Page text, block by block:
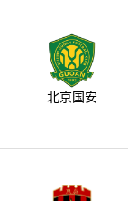
北京国安